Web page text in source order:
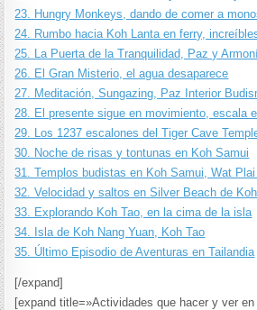
23. Hungry Monkeys, dando de comer a
24. Rumbo hacia Koh Lanta en ferry,
25. La Puerta de la Tranquilidad, Paz y
26. El Gran Misterio, el agua desaparece
27. Meditación, Sungazing, Paz Interior
28. El presente sigue en movimiento, escala
29. Los 1237 escalones del Tiger Cave
30. Noche de risas y tontunas en Koh Samui
31. Templos budistas en Koh Samui, Wat
32. Velocidad y saltos en Silver Beach de
33. Explorando Koh Tao, en la cima de la isla
34. Isla de Koh Nang Yuan, Koh Tao
35. Último Episodio de Aventuras en Tailandia
[/expand]
[expand title=»Actividades que hacer y ver en